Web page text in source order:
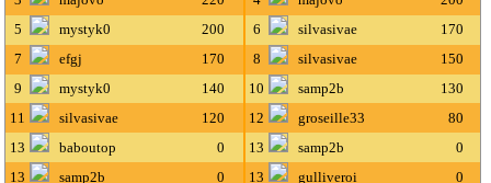
5
mystyk0 200 6 silvasivae
170
7
efgj 170 8 silvasivae
150
9
mystyk0 140 10 samp2b
130
11
silvasivae 120 12 groseille33
80
13
baboutop 0 13 samp2b
0
13
samp2b 0 13 gulliveroi
0